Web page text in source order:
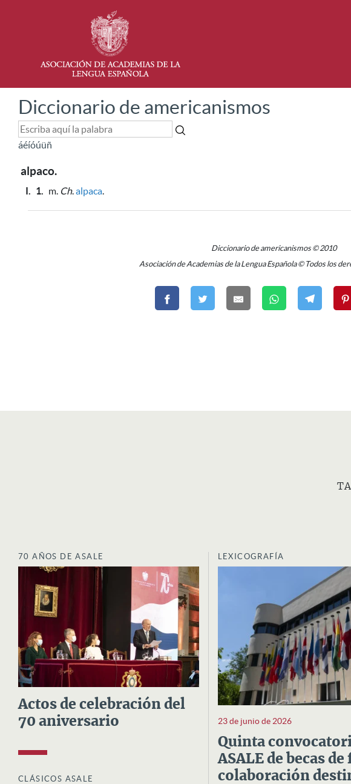
Diccionario de americanismos
áéíóúüñ
alpaco.
I. 1. m. Ch.alpaca.
Diccionario de americanismos © 2010
Asociación de Academias de la Lengua Española © Todos los
70 AÑOS DE ASALE
Actos de celebración del
70 aniversario
CLÁSICOS ASALE
LEXICOGRAFÍA
23 de junio de 2026
Quinta
ASALE de becas
colaboración